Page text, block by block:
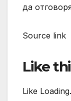
да
Source link
Like
Like